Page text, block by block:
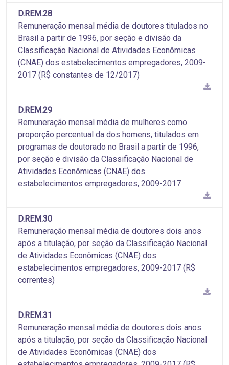
D.REM.28
Remuneração mensal média de doutores titulados no
Brasil a partir de 1996, por seção e divisão da
Classificação Nacional de Atividades Econômicas
(CNAE) dos estabelecimentos empregadores, 2009-
2017 (R$ constantes de 12/2017)
D.REM.29
Remuneração mensal média de mulheres como
proporção percentual da dos homens, titulados em
programas de doutorado no Brasil a partir de 1996,
por seção e divisão da Classificação Nacional de
Atividades Econômicas (CNAE) dos
estabelecimentos empregadores, 2009-2017
D.REM.30
Remuneração mensal média de doutores dois anos
após a titulação, por seção da Classificação Nacional
de Atividades Econômicas (CNAE) dos
estabelecimentos empregadores, 2009-2017 (R$
correntes)
D.REM.31
Remuneração mensal média de doutores dois anos
após a titulação, por seção da Classificação Nacional
de Atividades Econômicas (CNAE) dos